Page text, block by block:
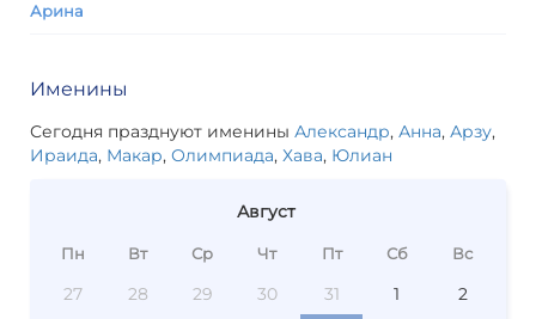
Арина
Именины
Сегодня празднуют именины Александр, Анна, Арзу,
Ираида, Макар, Олимпиада, Хава, Юлиан
Август
Пн Вт Ср Чт Пт Сб Вс
27 28 29 30 31 1
2